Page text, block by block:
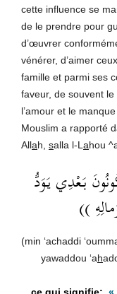
cette influence se
de le prendre pour
d’œuvrer
vénérer, d’aimer
famille et parmi ses
faveur, de souvent
l’amour et le
Mouslim a rapporté
Allah, salla l-L ahou
بَعْدِي يَوَدُّ
))
(min ‘achaddi
yawaddou ‘ah
«